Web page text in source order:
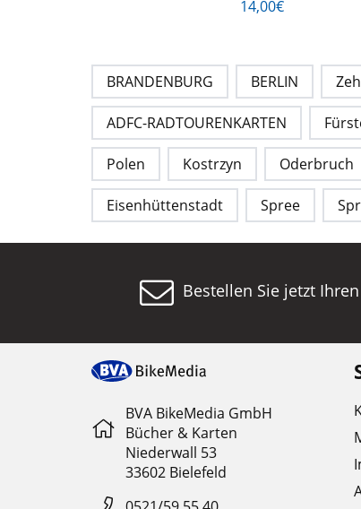
14,00€
BRANDENBURG BERLIN
ADFC-RADTOURENKARTEN
Polen Kostrzyn Oderbruch
Eisenhüttenstadt Spree
Bestellen Sie jetzt
BVA BikeMedia GmbH
Bücher & Karten
Niederwall 53
33602 Bielefeld